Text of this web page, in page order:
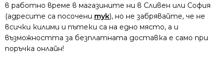
в работно време в магазините ни в Сливен или София
(адресите са посочени тук), но не забрявайте, че не
всички килими и пътеки са на едно място, а и
възможността за безплатната доставка е само при
поръчка онлайн!